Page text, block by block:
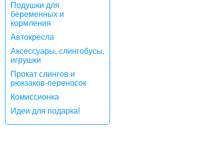
Подушки для
беременных и
кормления
Автокресла
Аксессуары, слингобусы,
игрушки
Прокат слингов и
рюкзаков-переносок
Комиссионка
Идеи для подарка!